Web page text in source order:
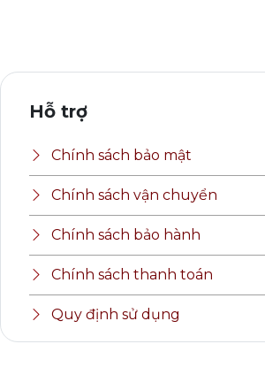
Hỗ trợ
Chính sách bảo mật
Chính sách vận chuyển
Chính sách bảo hành
Chính sách thanh toán
Quy định sử dụng